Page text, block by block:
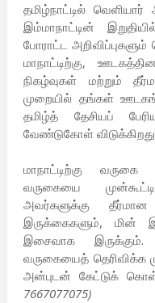
தமிழ்நாட்டில் வெளியார்
இம்மாநாட்டின்
போராட்ட
மாநாட்டிற்கு,
நிகழ்வுகள் மற்றும்
முறையில் தங்கள்
தமிழ்த் தேசியப்
வேண்டுகோள்
மாநாட்டிற்கு
வருகையை
அவர்களுக்கு
இருக்கைகளும், மின்
இசைவாக
வருகையைத் தெரிவிக்க
அன்புடன் கேட்டுக்
7667077075)